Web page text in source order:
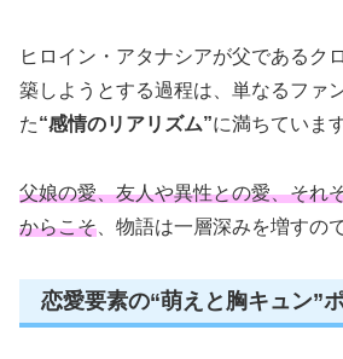
ヒロイン・アタナシアが父であるク
築しようとする過程は、単なるファ
た“感情のリアリズム”に満ちています
父娘の愛、友人や異性との愛、それ
からこそ 、物語は一層深みを増すの
恋愛要素の“萌えと胸キュン”